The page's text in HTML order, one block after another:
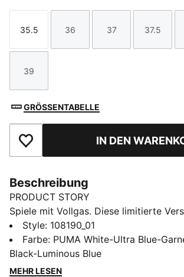
Größe
35.5
Größe
36
Größe
37
Größe
37.5
Größe
39
GRÖSSENTABELLE
Zu Favoriten hinzufügen
IN DEN
Beschreibung
PRODUCT STORY
Spiele mit Vollgas. Diese limitierte
ULTRA Fußballschuhs der nächsten
kombiniert technische Einblicke aus
mit markanten, vom Motorsport
Mit dem ULTRA 5 CARBON bekommst
Style: 108190_01
Farbe: PUMA White-Ultra Blue-
Black-Luminous Blue
MEHR LESEN